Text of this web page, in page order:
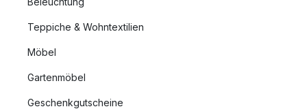
Teppiche & Wohntextilien
Möbel
Gartenmöbel
Geschenkgutscheine